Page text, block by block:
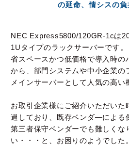
の延命、情シスの負
NEC Express5800/120GR-1cは
1Uタイプのラックサーバーです。
省スペースかつ低価格で導入時の
から、 部門システムや中小企業の
メインサーバーとして人気の高い
お取引企業様にご紹介いただいた
過しており、既存ベンダ―による
第三者保守ベンダーでも難しくな
い・・・と、お困りのようでした。